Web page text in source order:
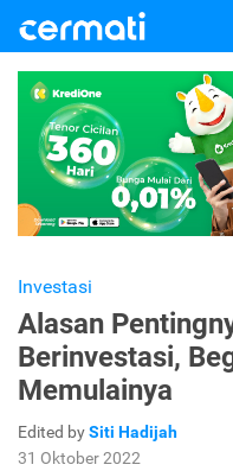
Investasi
Alasan
Berinvestasi,
Memulainya
Edited bySiti Hadijah
31 Oktober 2022